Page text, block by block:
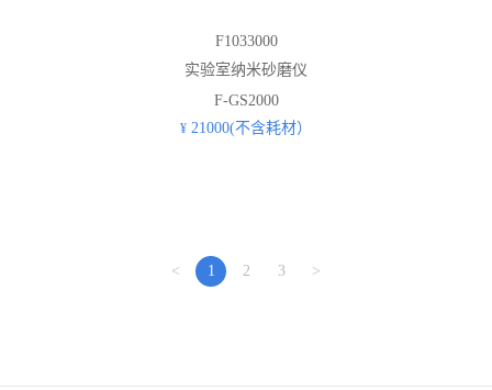
F1033000
实验室纳米砂磨仪
F-GS2000
¥ 21000(不含耗材）
< 1 2 3 >